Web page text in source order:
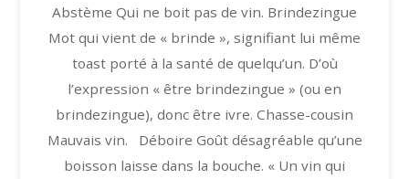
Abstème Qui ne boit pas de vin. Brindezingue
Mot qui vient de « brinde », signifiant lui même
toast porté à la santé de quelqu’un. D’où
l’expression « être brindezingue » (ou en
brindezingue), donc être ivre. Chasse-cousin
Mauvais vin. Déboire Goût désagréable qu’une
boisson laisse dans la bouche. « Un vin qui